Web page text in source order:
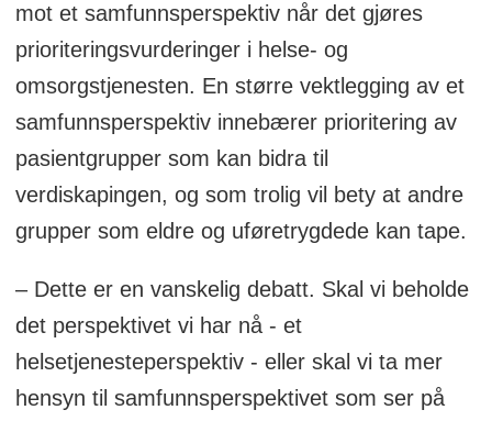
mot et samfunnsperspektiv når det gjøres
prioriteringsvurderinger i helse- og
omsorgstjenesten. En større vektlegging av et
samfunnsperspektiv innebærer prioritering av
pasientgrupper som kan bidra til
verdiskapingen, og som trolig vil bety at andre
grupper som eldre og uføretrygdede kan tape.
– Dette er en vanskelig debatt. Skal vi beholde
det perspektivet vi har nå - et
helsetjenesteperspektiv - eller skal vi ta mer
hensyn til samfunnsperspektivet som ser på